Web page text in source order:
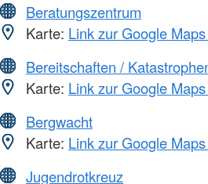
Beratungszentrum
Karte: Link zur Google
Bereitschaften /
Karte: Link zur Google
Bergwacht
Karte: Link zur Google
Jugendrotkreuz